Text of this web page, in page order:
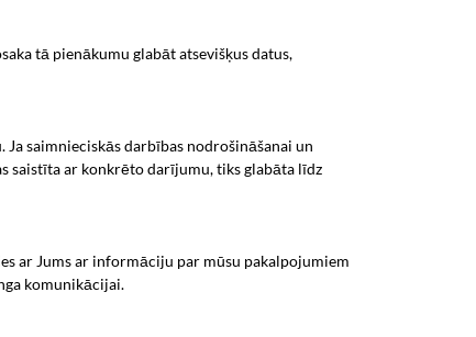
tā pienākumu glabāt atsevišķus datus,
saimnieciskās darbības nodrošināšanai un
saistīta ar konkrēto darījumu, tiks glabāta līdz
ar Jums ar informāciju par mūsu pakalpojumiem
komunikācijai.